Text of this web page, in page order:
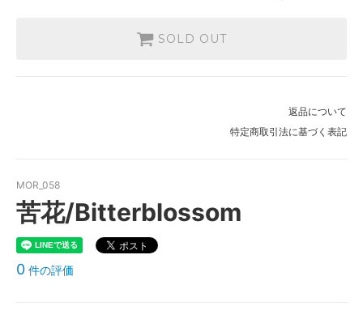
SOLD OUT
返品について
特定商取引法に基づく表記
MOR_058
苦花/Bitterblossom
0 件の評価